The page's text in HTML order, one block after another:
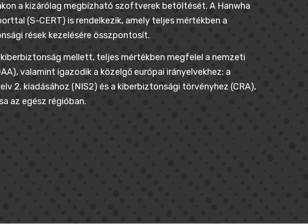
a kizárólag megbízható szoftverek betöltését. A Hanwha
(S-CERT) is rendelkezik, amely teljes mértékben a
rések kezelésére összpontosít.
mellett, teljes mértékben megfelel a nemzeti
valamint igazodik a közelgő európai irányelvekhez: a
2. kiadásához (NIS2) és a kiberbiztonsági törvényhez (CRA),
az egész régióban.